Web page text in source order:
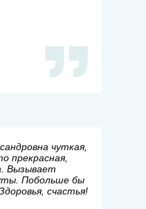
чуткая,
прекрасная,
Вызывает
Побольше бы
счастья!